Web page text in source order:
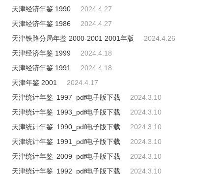
天津经济年鉴 1990
2024.4.27
天津经济年鉴 1986
2024.4.27
天津铁路分局年鉴 2000-2001 2001年版
2024.4.26
天津经济年鉴 1999
2024.4.18
天津经济年鉴 1991
2024.4.18
天津年鉴 2001
2024.4.17
天津统计年鉴 1997_pdf电子版下载
2024.3.10
天津统计年鉴 1993_pdf电子版下载
2024.3.10
天津统计年鉴 1990_pdf电子版下载
2024.3.10
天津统计年鉴 1991_pdf电子版下载
2024.3.10
天津统计年鉴 2009_pdf电子版下载
2024.3.10
天津统计年鉴 1992_pdf电子版下载
2024.3.10